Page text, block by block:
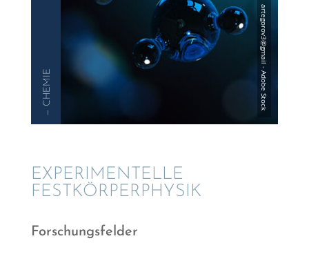
— CHEMIE
EXPERI­MEN­TELLE
FESTKÖRPERPHYSIK
Forschungs­fel­der